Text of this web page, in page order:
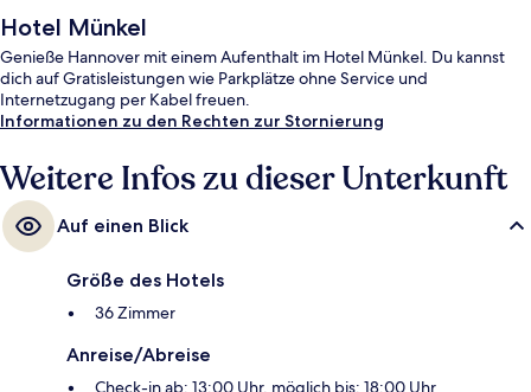
Hotel Münkel
Genieße Hannover mit einem Aufenthalt im Hotel Münkel. Du kannst
dich auf Gratisleistungen wie Parkplätze ohne Service und
Internetzugang per Kabel freuen.
Informationen zu den Rechten zur Stornierung
Weitere Infos zu dieser Unterkunft
Auf einen Blick
Größe des Hotels
36 Zimmer
Anreise/Abreise
Check-in ab: 13:00 Uhr, möglich bis: 18:00 Uhr